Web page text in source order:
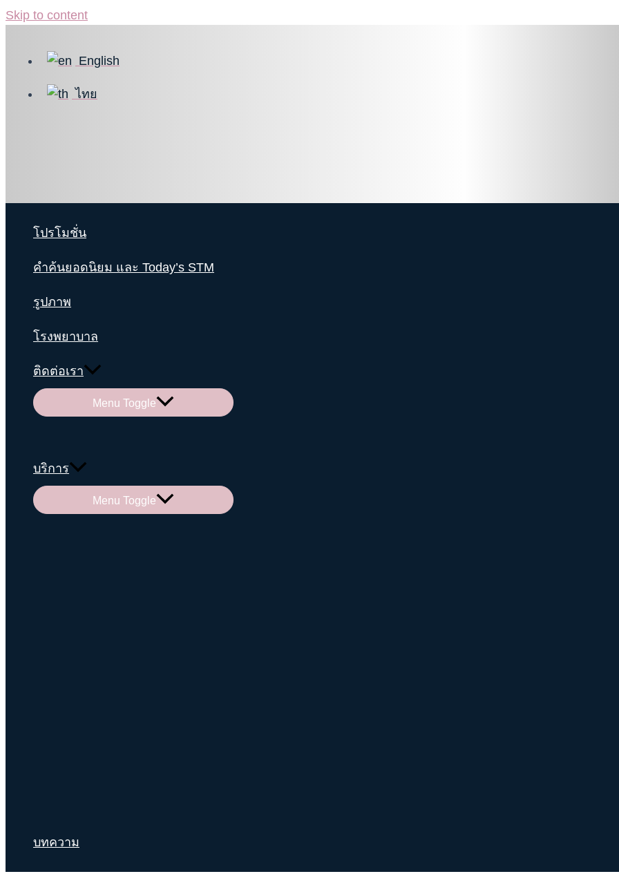
Skip to content
English
ไทย
โปรโมชั่น
คำค้นยอดนิยม และ Today’s STM
รูปภาพ
โรงพยาบาล
ติดต่อเรา
Menu Toggle
บริการ
Menu Toggle
บทความ